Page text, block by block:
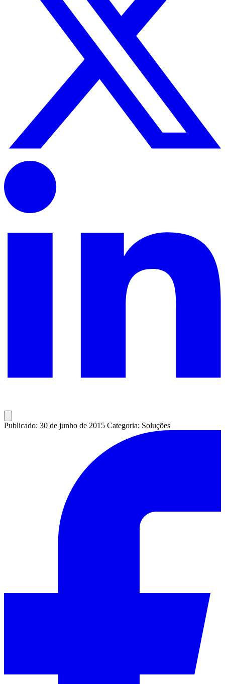
Publicado: 30 de junho de 2015 Categoria: Soluções